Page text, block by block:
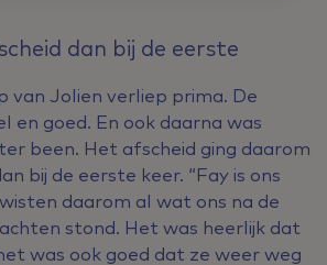
dan bij de eerste
van Jolien verliep prima. De
en goed. En ook daarna was
been. Het afscheid ging daarom
bij de eerste keer. “Fay is ons
daarom al wat ons na de
stond. Het was heerlijk dat
was ook goed dat ze weer weg